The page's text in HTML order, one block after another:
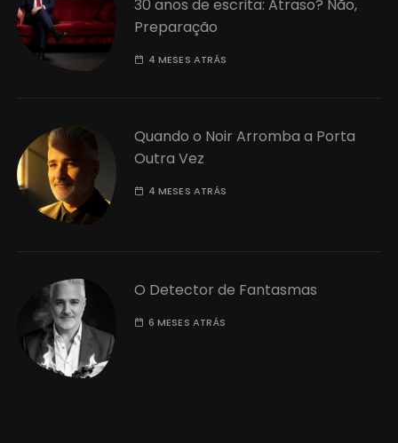
30 anos de escrita: Atraso? Não,
Preparação
4 MESES ATRÁS
Quando o Noir Arromba a Porta
Outra Vez
4 MESES ATRÁS
O Detector de Fantasmas
6 MESES ATRÁS